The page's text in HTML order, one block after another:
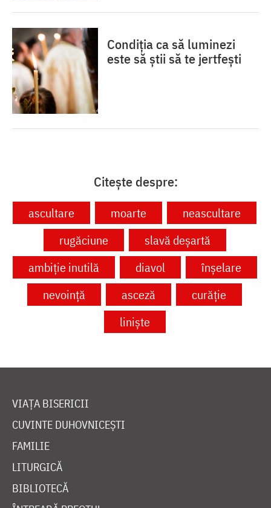
Condiția ca să luminezi
este să știi să te jertfești
Citește despre:
ascultare moarte
neascultare
rugăciune
slavă deșartă
ambiție inutilă
diavol
înșelare
nevoință
asceză
curăție
liniște
VIAȚA BISERICII
CUVINTE DUHOVNICEȘTI
FAMILIE
LITURGICĂ
BIBLIOTECĂ